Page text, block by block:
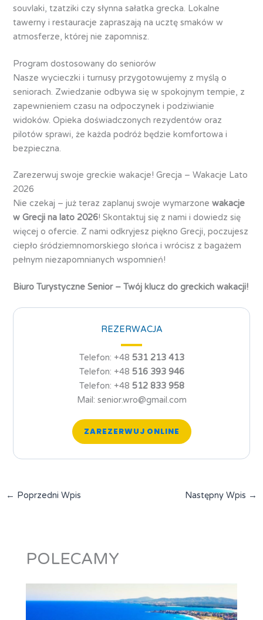
souvlaki, tzatziki czy słynna sałatka grecka. Lokalne
tawerny i restauracje zapraszają na ucztę smaków w
atmosferze, której nie zapomnisz.
Program dostosowany do seniorów
Nasze wycieczki i turnusy przygotowujemy z myślą o
seniorach. Zwiedzanie odbywa się w spokojnym tempie, z
zapewnieniem czasu na odpoczynek i podziwianie
widoków. Opieka doświadczonych rezydentów oraz
pilotów sprawi, że każda podróż będzie komfortowa i
bezpieczna.
Zarezerwuj swoje greckie wakacje! Grecja – Wakacje Lato
2026
Nie czekaj – już teraz zaplanuj swoje wymarzonewakacje
w Grecji na lato 2026! Skontaktuj się z nami i dowiedz się
więcej o ofercie. Z nami odkryjesz piękno Grecji, poczujesz
ciepło śródziemnomorskiego słońca i wrócisz z bagażem
pełnym niezapomnianych wspomnień!
Biuro Turystyczne Senior – Twój klucz do greckich wakacji!
REZERWACJA
Telefon: +48 531 213 413
Telefon: +48 516 393 946
Telefon: +48 512 833 958
Mail: senior.wro@gmail.com
ZAREZERWUJ ONLINE
← Poprzedni Wpis Następny Wpis →
POLECAMY